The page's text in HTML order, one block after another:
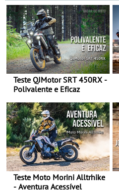
Teste QJMotor SRT 450RX -
Polivalente e Eficaz
Teste Moto Morini Alltrhike
- Aventura Acessível